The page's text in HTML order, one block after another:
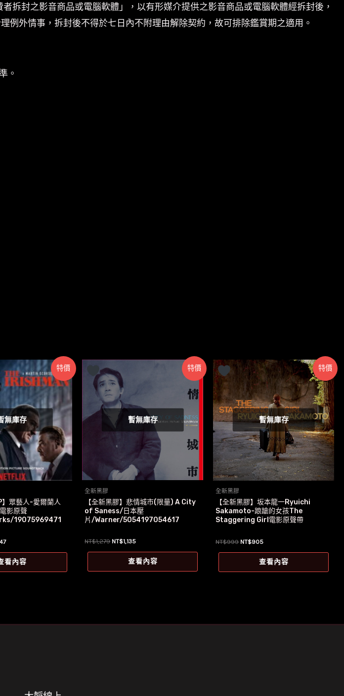
拆封之影音商品或電腦軟體」，以有形媒介提供之影音商品或電腦軟體經拆封後，
外情事，拆封後不得於七日內不附理由解除契約，故可排除鑑賞期之適用。
。
特價
無庫存
】眾藝人-愛爾蘭人
影原聲
19075969471
。
目
價
格：
NT$1,047。
看內容
特價
暫無庫存
全新黑膠
【全新黑膠】悲情城市(限量) A City
of Saness/日本壓
片/Warner/5054197054617
NT$1,279 原
NT$1,279。
NT$1,135目
價
格：
NT$1,135。
查看內容
特價
暫無庫存
全新黑膠
【全新黑膠】坂本龍一Ryuichi
Sakamoto-踉蹌的女孩The
Staggering Girl電影原聲帶
NT$999 原
NT$999。
NT$905目
價
格：
NT$905。
查看內容